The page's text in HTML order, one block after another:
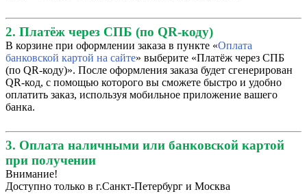
2. Платёж через СПБ (по QR-коду)
В корзине при оформлении заказа в пункте «Оплата
банковской картой на сайте» выберите «Платёж через СПБ
(по QR-коду)». После оформления заказа будет сгенерирован
QR-код, с помощью которого вы сможете быстро и удобно
оплатить заказ, используя мобильное приложение вашего
банка.
3. Оплата наличными или банковской картой
при получении
Внимание!
Доступно только в г.Санкт-Петербург и Москва